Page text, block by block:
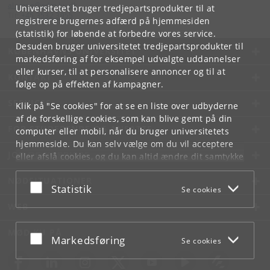
Universitetet bruger tredjepartsprodukter til at
registrere brugernes adfærd på hjemmesiden
(statistik) for løbende at forbedre vores service.
Desuden bruger universitetet tredjepartsprodukter til
markedsføring af for eksempel udvalgte uddannelser
eller kurser, til at personalisere annoncer og til at
følge op på effekten af kampagner.
Klik på "Se cookies" for at se en liste over udbyderne
af de forskellige cookies, som kan blive gemt på din
computer eller mobil, når du bruger universitetets
hjemmeside. Du kan selv vælge om du vil acceptere
eller afslå cookies, og du kan altid ændre dit samtykke
underCookie- og privatlivspolitiksom du finder i
bunden af hver side.
Acceptér eller afslå
Statistik Se cookies
Acceptér eller afslå
Markedsføring Se cookies
alumne@adm.ku.dk
KØBENHAVNS UNIVERSITET
KONTAKT
SERVICES
FOR STUDERENDE OG ANSATTE
JOB OG KARRIERE
NØDSITUATIONER
WEB
MØD KU PÅ